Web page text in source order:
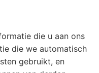
die u aan ons
die we automatisch
gebruikt, en